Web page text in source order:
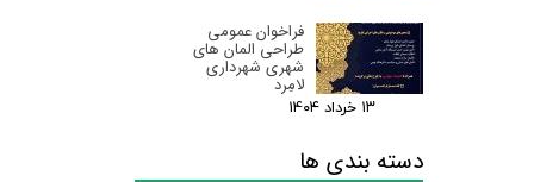
فراخوان عمومی
طراحی المان های
شهری شهرداری
لامِرد
۱۳ خرداد ۰۴
دسته بندی ها